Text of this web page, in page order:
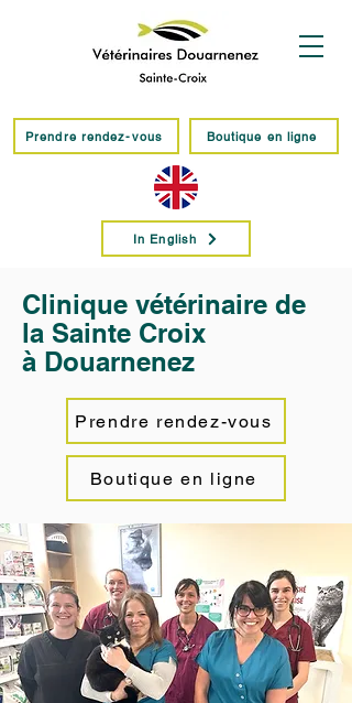
Boutique en ligne
Prendre rendez-vous
In English
Clinique vétérinaire de
la Sainte Croix
à Douarnenez
Prendre rendez-vous
Boutique en ligne